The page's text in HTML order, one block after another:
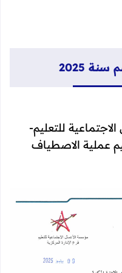
2025
للتعليم-
عملية الاصطياف